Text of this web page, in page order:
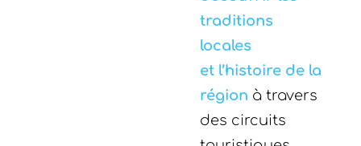
traditions
locales
et l’histoire de la
région à travers
des circuits